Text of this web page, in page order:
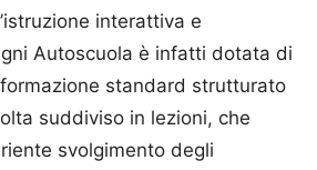
interattiva e
Autoscuola è infatti dotata di
standard strutturato
suddiviso in lezioni, che
svolgimento degli